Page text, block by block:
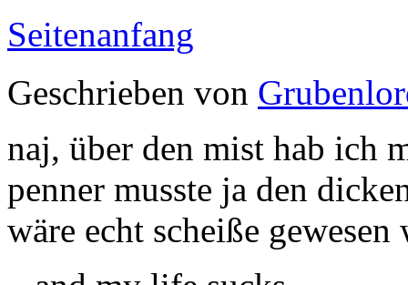
Seitenanfang
Geschrieben von
naj, über den mist hab ich
penner musste ja den
wäre echt scheiße